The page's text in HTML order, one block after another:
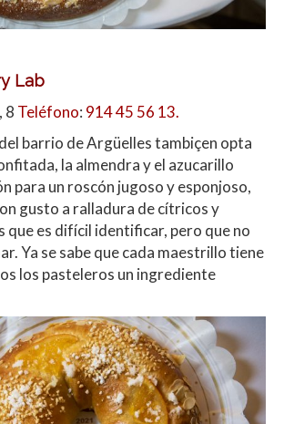
Lab
8 Teléfono: 914 45 56 13.
barrio de Argüelles tambiçen opta
la almendra y el azucarillo
para un roscón jugoso y esponjoso,
gusto a ralladura de cítricos y
que es difícil identificar, pero que no
Ya se sabe que cada maestrillo tiene
los pasteleros un ingrediente